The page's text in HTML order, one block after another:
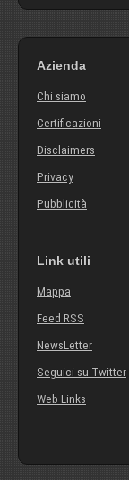
Azienda
Chi siamo
Certificazioni
Disclaimers
Privacy
Pubblicità
Link utili
Mappa
Feed RSS
NewsLetter
Seguici su Twitter
Web Links